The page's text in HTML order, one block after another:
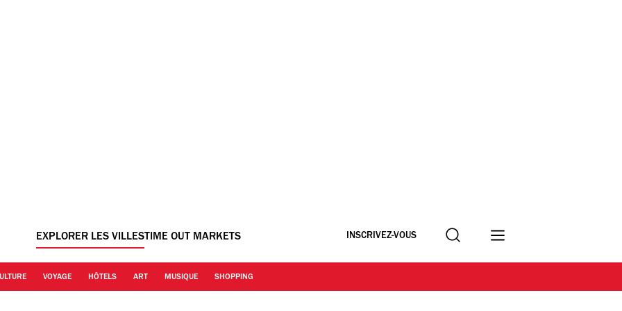
EXPLORER LES VILLESTIME OUT MARKETS INSCRIVEZ-VOUS Recherche
VOYAGE HÔTELS ART MUSIQUE SHOPPING